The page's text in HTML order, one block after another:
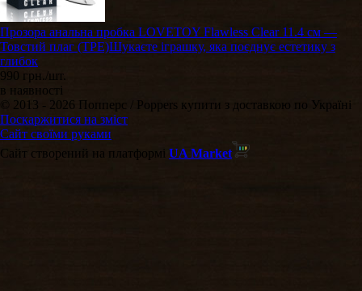
Прозора анальна пробка LOVETOY Flawless Clear 11.4 см —
Товстий плаг (TPE)Шукаєте іграшку, яка поєднує естетику з
глибок
990 грн./шт.
в наявності
© 2013 - 2026 Попперс / Poppers купити з доставкою по Україні
Поскаржитися на зміст
Сайт своїми руками
Сайт створений на платформі UA Market